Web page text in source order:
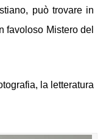
può trovare in
favoloso Mistero del
la letteratura